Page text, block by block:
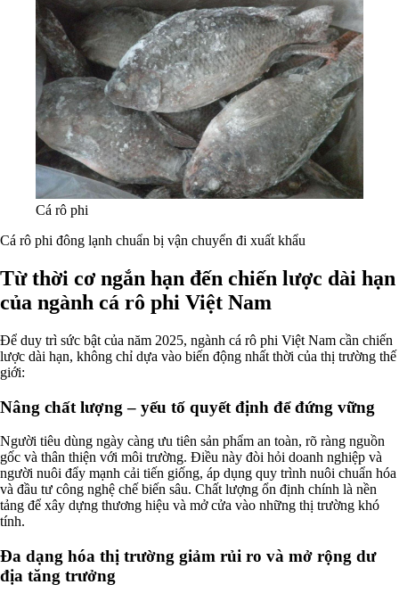
Cá rô phi
Cá rô phi đông lạnh chuẩn bị vận chuyển đi xuất khẩu
Từ thời cơ ngắn hạn đến chiến lược dài hạn
của ngành cá rô phi Việt Nam
Để duy trì sức bật của năm 2025, ngành cá rô phi Việt Nam cần chiến
lược dài hạn, không chỉ dựa vào biến động nhất thời của thị trường thế
giới:
Nâng chất lượng – yếu tố quyết định để đứng vững
Người tiêu dùng ngày càng ưu tiên sản phẩm an toàn, rõ ràng nguồn
gốc và thân thiện với môi trường. Điều này đòi hỏi doanh nghiệp và
người nuôi đẩy mạnh cải tiến giống, áp dụng quy trình nuôi chuẩn hóa
và đầu tư công nghệ chế biến sâu. Chất lượng ổn định chính là nền
tảng để xây dựng thương hiệu và mở cửa vào những thị trường khó
tính.
Đa dạng hóa thị trường giảm rủi ro và mở rộng dư
địa tăng trưởng